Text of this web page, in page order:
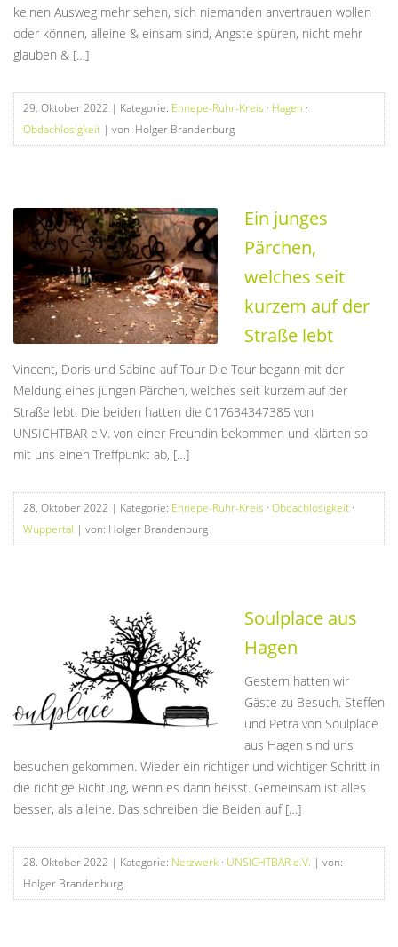
keinen Ausweg mehr sehen, sich niemanden anvertrauen wollen
oder können, alleine & einsam sind, Ängste spüren, nicht mehr
glauben & […]
29. Oktober 2022 | Kategorie: Ennepe-Ruhr-Kreis · Hagen ·
Obdachlosigkeit | von: Holger Brandenburg
Ein junges
Pärchen,
welches seit
kurzem auf der
Straße lebt
Vincent, Doris und Sabine auf Tour Die Tour begann mit der
Meldung eines jungen Pärchen, welches seit kurzem auf der
Straße lebt. Die beiden hatten die 017634347385 von
UNSICHTBAR e.V. von einer Freundin bekommen und klärten so
mit uns einen Treffpunkt ab, […]
28. Oktober 2022 | Kategorie: Ennepe-Ruhr-Kreis · Obdachlosigkeit ·
Wuppertal | von: Holger Brandenburg
Soulplace aus
Hagen
Gestern hatten wir
Gäste zu Besuch. Steffen
und Petra von Soulplace
aus Hagen sind uns
besuchen gekommen. Wieder ein richtiger und wichtiger Schritt in
die richtige Richtung, wenn es dann heisst. Gemeinsam ist alles
besser, als alleine. Das schreiben die Beiden auf […]
28. Oktober 2022 | Kategorie: Netzwerk · UNSICHTBAR e.V. | von:
Holger Brandenburg